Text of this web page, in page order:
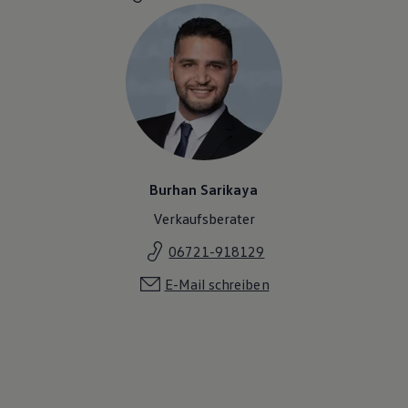
Lifestyle
Transport
Familie
Elektromobilität
Volkswagen R
Pannen- und Unfallhilfe
Volkswagen Kundenbetreuung
Burhan Sarikaya
Verkaufsberater
06721-918129
E-Mail schreiben